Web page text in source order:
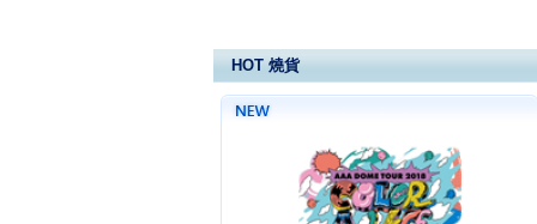
HOT 燒貨